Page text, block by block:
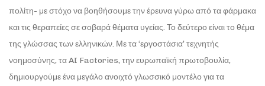
πολίτη- με στόχο να βοηθήσουμε την έρευνα γύρω από τα φάρμακα
και τις θεραπείες σε σοβαρά θέματα υγείας. Το δεύτερο είναι το θέμα
της γλώσσας των ελληνικών. Με τα ‘εργοστάσια’ τεχνητής
νοημοσύνης, τα AI Factories, την ευρωπαϊκή πρωτοβουλία,
δημιουργούμε ένα μεγάλο ανοιχτό γλωσσικό μοντέλο για τα